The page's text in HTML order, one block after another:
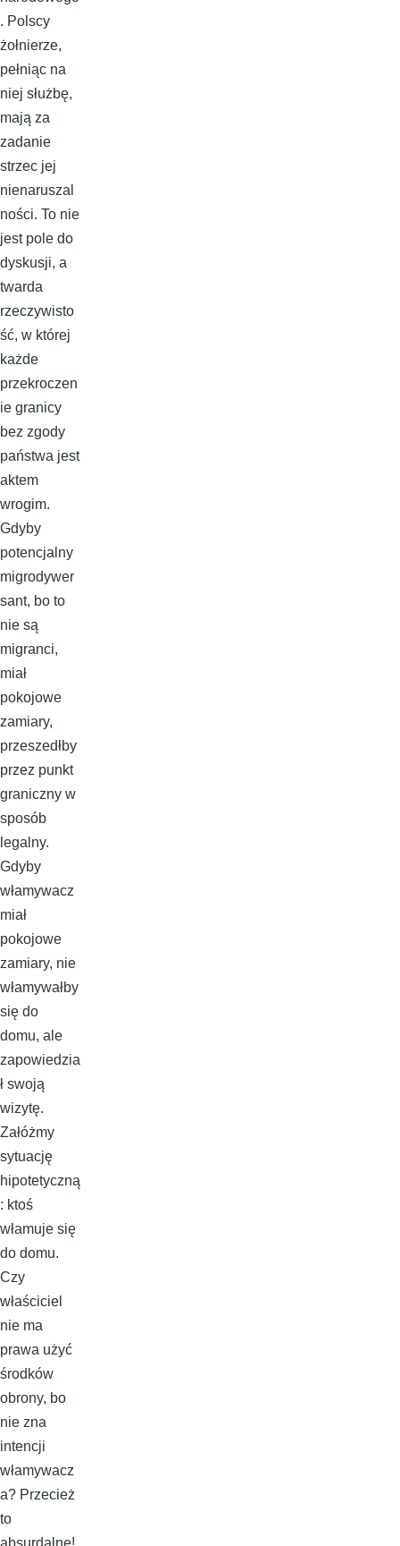
. Polscy
żołnierze,
pełniąc na
niej służbę,
mają za
zadanie
strzec jej
nienaruszal
ności. To nie
jest pole do
dyskusji, a
twarda
rzeczywisto
ść, w której
każde
przekroczen
ie granicy
bez zgody
państwa jest
aktem
wrogim.
Gdyby
potencjalny
migrodywer
sant, bo to
nie są
migranci,
miał
pokojowe
zamiary,
przeszedłby
przez punkt
graniczny w
sposób
legalny.
Gdyby
włamywacz
miał
pokojowe
zamiary, nie
włamywałby
się do
domu, ale
zapowiedzia
ł swoją
wizytę.
Załóżmy
sytuację
hipotetyczną
: ktoś
włamuje się
do domu.
Czy
właściciel
nie ma
prawa użyć
środków
obrony, bo
nie zna
intencji
włamywacz
a? Przecież
to